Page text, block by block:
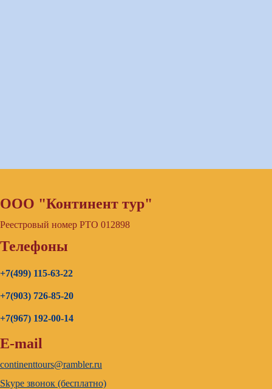
ООО "Континент тур"
Реестровый номер РТО 012898
Телефоны
+7(499) 115-63-22
+7(903) 726-85-20
+7(967) 192-00-14
E-mail
continenttours@rambler.ru
Skype звонок (бесплатно)